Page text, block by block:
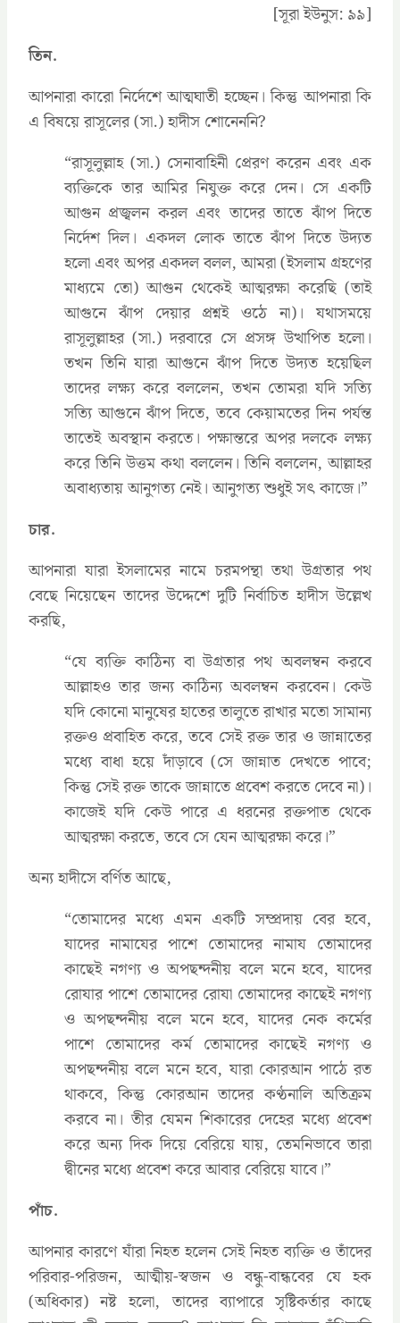
[সূরা ইউনুস: ৯৯]
তিন.
আপনারা কারো নির্দেশে আত্মঘাতী হচ্ছেন। কিন্তু আপনারা কি
এ বিষয়ে রাসূলের (সা.) হাদীস শোনেননি?
‍“রাসূলুল্লাহ (সা.) সেনাবাহিনী প্রেরণ করেন এবং এক
ব্যক্তিকে তার আমির নিযুক্ত করে দেন। সে একটি
আগুন প্রজ্বলন করল এবং তাদের তাতে ঝাঁপ দিতে
নির্দেশ দিল। একদল লোক তাতে ঝাঁপ দিতে উদ্যত
হলো এবং অপর একদল বলল, আমরা (ইসলাম গ্রহণের
মাধ্যমে তো) আগুন থেকেই আত্মরক্ষা করেছি (তাই
আগুনে ঝাঁপ দেয়ার প্রশ্নই ওঠে না)। যথাসময়ে
রাসূলুল্লাহর (সা.) দরবারে সে প্রসঙ্গ উত্থাপিত হলো।
তখন তিনি যারা আগুনে ঝাঁপ দিতে উদ্যত হয়েছিল
তাদের লক্ষ্য করে বললেন, তখন তোমরা যদি সত্যি
সত্যি আগুনে ঝাঁপ দিতে, তবে কেয়ামতের দিন পর্যন্ত
তাতেই অবস্থান করতে। পক্ষান্তরে অপর দলকে লক্ষ্য
করে তিনি উত্তম কথা বললেন। তিনি বললেন, আল্লাহর
অবাধ্যতায় আনুগত্য নেই। আনুগত্য শুধুই সৎ কাজে।”
চার.
আপনারা যারা ইসলামের নামে চরমপন্থা তথা উগ্রতার পথ
বেছে নিয়েছেন তাদের উদ্দেশে দুটি নির্বাচিত হাদীস উল্লেখ
করছি,
‍“যে ব্যক্তি কাঠিন্য বা উগ্রতার পথ অবলম্বন করবে
আল্লাহও তার জন্য কাঠিন্য অবলম্বন করবেন। কেউ
যদি কোনো মানুষের হাতের তালুতে রাখার মতো সামান্য
রক্তও প্রবাহিত করে, তবে সেই রক্ত তার ও জান্নাতের
মধ্যে বাধা হয়ে দাঁড়াবে (সে জান্নাত দেখতে পাবে;
কিন্তু সেই রক্ত তাকে জান্নাতে প্রবেশ করতে দেবে না)।
কাজেই যদি কেউ পারে এ ধরনের রক্তপাত থেকে
আত্মরক্ষা করতে, তবে সে যেন আত্মরক্ষা করে।”
অন্য হাদীসে বর্ণিত আছে,
‍“তোমাদের মধ্যে এমন একটি সম্প্রদায় বের হবে,
যাদের নামাযের পাশে তোমাদের নামায তোমাদের
কাছেই নগণ্য ও অপছন্দনীয় বলে মনে হবে, যাদের
রোযার পাশে তোমাদের রোযা তোমাদের কাছেই নগণ্য
ও অপছন্দনীয় বলে মনে হবে, যাদের নেক কর্মের
পাশে তোমাদের কর্ম তোমাদের কাছেই নগণ্য ও
অপছন্দনীয় বলে মনে হবে, যারা কোরআন পাঠে রত
থাকবে, কিন্তু কোরআন তাদের কণ্ঠনালি অতিক্রম
করবে না। তীর যেমন শিকারের দেহের মধ্যে প্রবেশ
করে অন্য দিক দিয়ে বেরিয়ে যায়, তেমনিভাবে তারা
দ্বীনের মধ্যে প্রবেশ করে আবার বেরিয়ে যাবে।”
পাঁচ.
আপনার কারণে যাঁরা নিহত হলেন সেই নিহত ব্যক্তি ও তাঁদের
পরিবার-পরিজন, আত্মীয়-স্বজন ও বন্ধু-বান্ধবের যে হক
(অধিকার) নষ্ট হলো, তাদের ব্যাপারে সৃষ্টিকর্তার কাছে